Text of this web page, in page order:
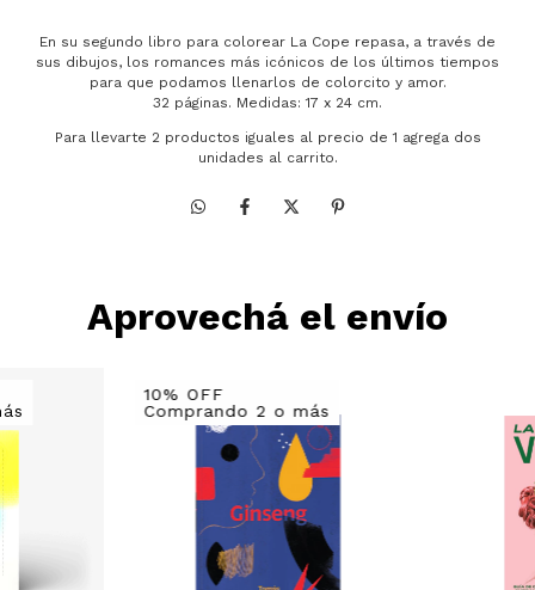
En su segundo libro para colorear La Cope repasa, a través de
sus dibujos, los romances más icónicos de los últimos tiempos
para que podamos llenarlos de colorcito y amor.
32 páginas. Medidas: 17 x 24 cm.
Para llevarte 2 productos iguales al precio de 1 agrega dos
unidades al carrito.
Aprovechá el envío
10% OFF
Comprando 2 o más